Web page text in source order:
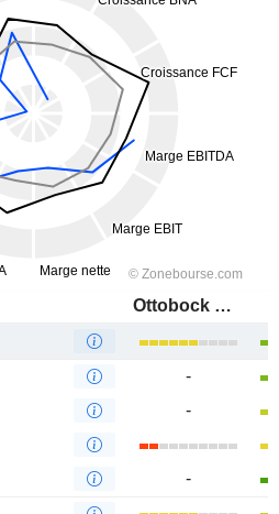
Ottobock SE & Co. KGaA
-
-
-